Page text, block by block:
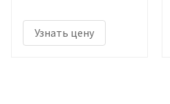
Узнать цену